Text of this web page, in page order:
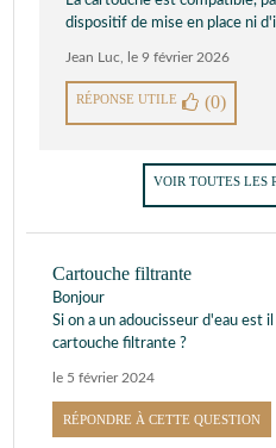
dispositif de mise en place ni
Jean Luc le 9 février 2026
RÉPONSE UTILE (0)
VOIR TOUTES LES
Cartouche filtrante
Bonjour
Si on a un adoucisseur d'eau est
cartouche filtrante ?
le 5 février 2024
RÉPONDRE À CETTE QUESTION